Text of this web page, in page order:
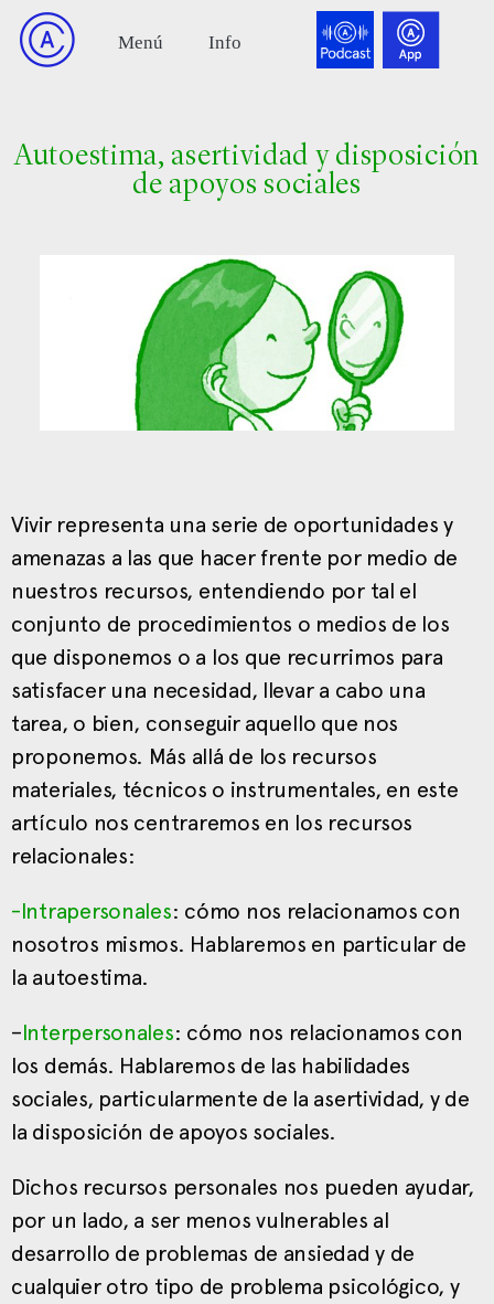
Autoestima, asertividad y disposición
de apoyos sociales
Vivir representa una serie de oportunidades y
amenazas a las que hacer frente por medio de
nuestros recursos, entendiendo por tal el
conjunto de procedimientos o medios de los
que disponemos o a los que recurrimos para
satisfacer una necesidad, llevar a cabo una
tarea, o bien, conseguir aquello que nos
proponemos. Más allá de los recursos
materiales, técnicos o instrumentales, en este
artículo nos centraremos en los recursos
relacionales:
-Intrapersonales: cómo nos relacionamos con
nosotros mismos. Hablaremos en particular de
la autoestima.
–Interpersonales: cómo nos relacionamos con
los demás. Hablaremos de las habilidades
sociales, particularmente de la asertividad, y de
la disposición de apoyos sociales.
Dichos recursos personales nos pueden ayudar,
por un lado, a ser menos vulnerables al
desarrollo de problemas de ansiedad y de
cualquier otro tipo de problema psicológico, y